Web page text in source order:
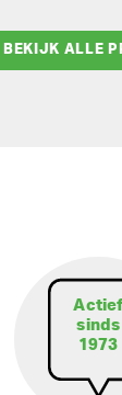
BEKIJK ALLE
sinds
1973